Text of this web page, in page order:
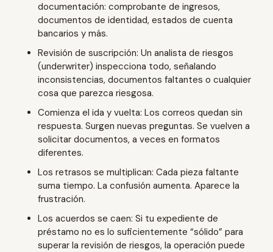
documentación: comprobante de ingresos,
documentos de identidad, estados de cuenta
bancarios y más.
Revisión de suscripción: Un analista de riesgos
(underwriter) inspecciona todo, señalando
inconsistencias, documentos faltantes o cualquier
cosa que parezca riesgosa.
Comienza el ida y vuelta: Los correos quedan sin
respuesta. Surgen nuevas preguntas. Se vuelven a
solicitar documentos, a veces en formatos
diferentes.
Los retrasos se multiplican: Cada pieza faltante
suma tiempo. La confusión aumenta. Aparece la
frustración.
Los acuerdos se caen: Si tu expediente de
préstamo no es lo suficientemente “sólido” para
superar la revisión de riesgos, la operación puede